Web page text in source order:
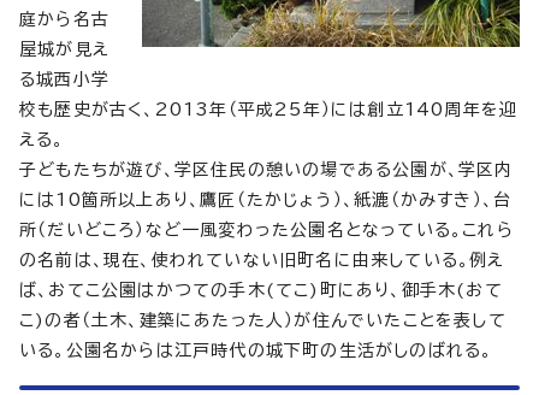
庭から名古
屋城が見え
る城西小学
校も歴史が古く、2013年（平成25年）には創立140周年を迎
える。
子どもたちが遊び、学区住民の憩いの場である公園が、学区内
には10箇所以上あり、鷹匠（たかじょう）、紙漉（かみすき）、台
所（だいどころ）など一風変わった公園名となっている。これら
の名前は、現在、使われていない旧町名に由来している。例え
ば、おてこ公園はかつての手木(てこ)町にあり、御手木(おて
こ)の者（土木、建築にあたった人）が住んでいたことを表して
いる。公園名からは江戸時代の城下町の生活がしのばれる。